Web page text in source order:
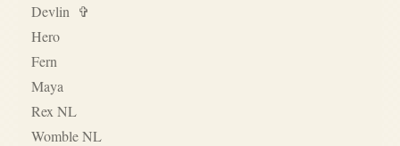
Devlin ✞
Hero
Fern
Maya
Rex NL
Womble NL